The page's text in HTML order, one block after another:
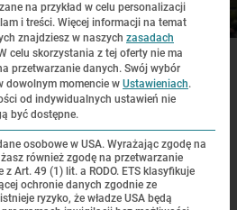
Miejsce historyczne
| Wirtualne zwiedzanie |
zwiedzanie
na przykład w celu personalizacji
i treści. Więcej informacji na temat
znajdziesz w naszych zasadach
celu skorzystania z tej oferty nie ma
przetwarzanie danych. Swój wybór
dowolnym momencie w Ustawieniach.
od indywidualnych ustawień nie
być dostępne.
osobowe w USA. Wyrażając zgodę na
również zgodę na przetwarzanie
Art. 49 (1) lit. a RODO. ETS klasyfikuje
ochronie danych zgodnie ze
ryzyko, że władze USA będą